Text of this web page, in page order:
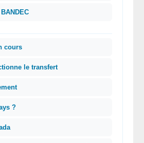
cours
le transfert
?